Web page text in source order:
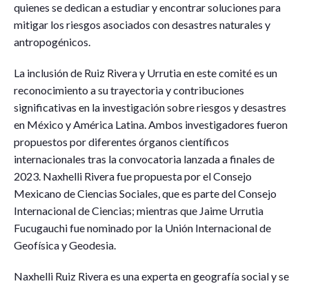
quienes se dedican a estudiar y encontrar soluciones para
mitigar los riesgos asociados con desastres naturales y
antropogénicos.
La inclusión de Ruiz Rivera y Urrutia en este comité es un
reconocimiento a su trayectoria y contribuciones
significativas en la investigación sobre riesgos y desastres
en México y América Latina. Ambos investigadores fueron
propuestos por diferentes órganos científicos
internacionales tras la convocatoria lanzada a finales de
2023. Naxhelli Rivera fue propuesta por el Consejo
Mexicano de Ciencias Sociales, que es parte del Consejo
Internacional de Ciencias; mientras que Jaime Urrutia
Fucugauchi fue nominado por la Unión Internacional de
Geofísica y Geodesia.
Naxhelli Ruiz Rivera es una experta en geografía social y se